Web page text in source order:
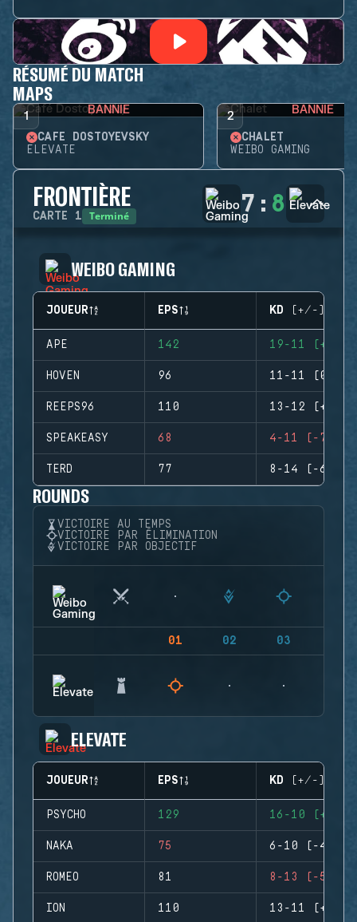
RÉSUMÉ DU MATCH
MAPS
1 BANNIE
CAFÉ DOSTOYEVSKY
ELEVATE
2 BANNIE
CHALET
WEIBO GAMING
FRONTIÈRE
CARTE 1 Terminé 7 : 8
WEIBO GAMING
JOUEUR EPS KD (+/-)
APE 142 19-11 (+8)
HOVEN 96 11-11 (0)
REEPS96 110 13-12 (+1)
SPEAKEASY 68 4-11 (-7)
TERD 77 8-14 (-6)
ROUNDS
VICTOIRE AU TEMPS
VICTOIRE PAR ÉLIMINATION
VICTOIRE PAR OBJECTIF
01 02 03
ELEVATE
JOUEUR EPS KD (+/-)
PSYCHO 129 16-10 (+6)
NAKA 75 6-10 (-4)
ROMEO 81 8-13 (-5)
ION 110 13-11 (+2)